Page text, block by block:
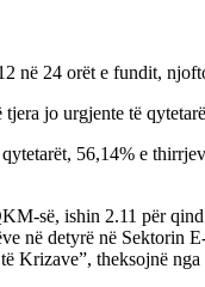
në 24 orët e fundit,
jo urgjente të
56,14% e
së, ishin 2.11 për
në detyrë në Sektorin
Krizave”, theksojnë